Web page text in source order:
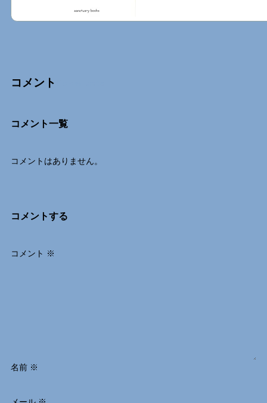
コメント
コメント一覧
コメントはありません。
コメントする
コメント ※
名前 ※